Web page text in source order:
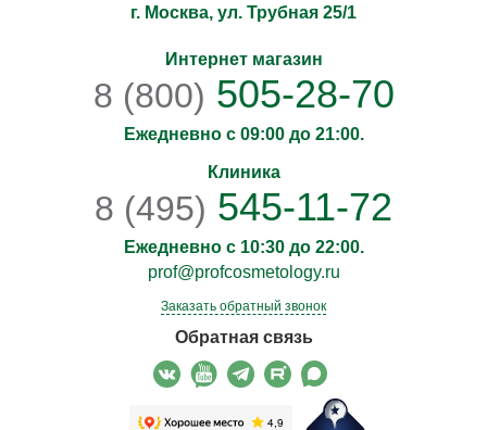
г. Москва, ул. Трубная 25/1
Интернет магазин
8 (800) 505-28-70
Ежедневно с 09:00 до 21:00.
Клиника
8 (495) 545-11-72
Ежедневно с 10:30 до 22:00.
prof@profcosmetology.ru
Заказать обратный звонок
Обратная связь